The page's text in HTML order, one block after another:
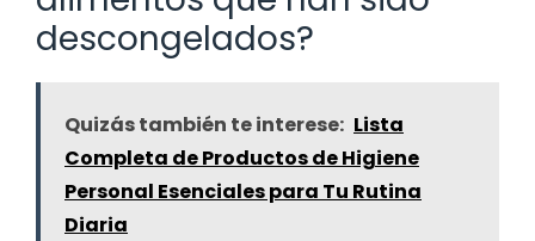
descongelados?
Quizás también te interese: Lista
Completa de Productos de Higiene
Personal Esenciales para Tu Rutina
Diaria